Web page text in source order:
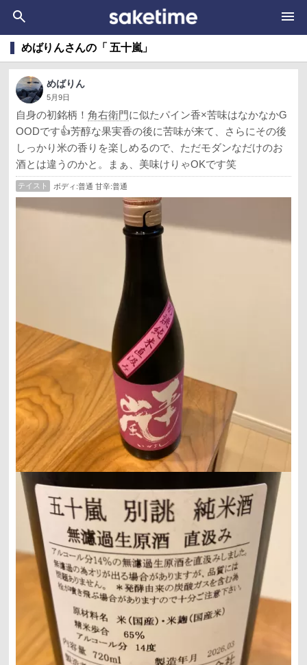
めばりんさんの「 五十嵐」
めばりん
5月9日
自身の初銘柄！角右衛門に似たパイン香×苦味はなかなかG
OODです👍芳醇な果実香の後に苦味が来て、さらにその後
しっかり米の香りを楽しめるので、ただモダンなだけのお
酒とは違うのかと。まぁ、美味けりゃOKです笑
テイスト ボディ:普通 甘辛:普通